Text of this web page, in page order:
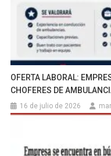
OFERTA LABORAL:
CHOFERES DE
16 de julio de 2026